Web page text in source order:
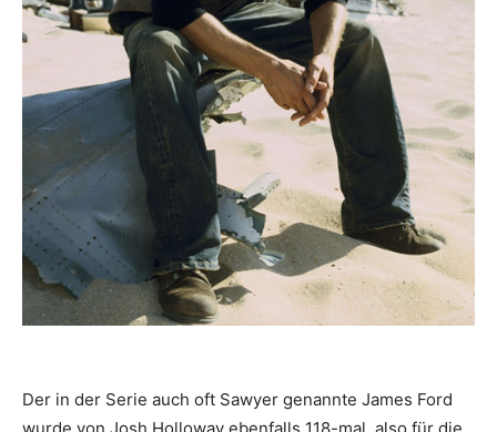
Der in der Serie auch oft Sawyer genannte James Ford